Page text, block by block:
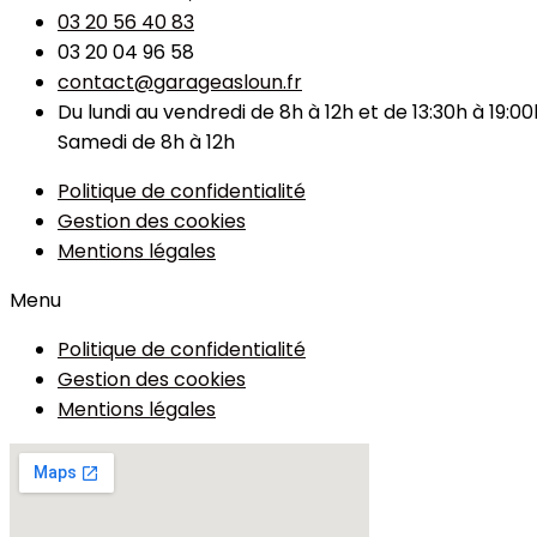
03 20 56 40 83
03 20 04 96 58
contact@garageasloun.fr
Du lundi au vendredi de 8h à 12h et de 13:30h à
Samedi de 8h à 12h
Politique de confidentialité
Gestion des cookies
Mentions légales
Menu
Politique de confidentialité
Gestion des cookies
Mentions légales